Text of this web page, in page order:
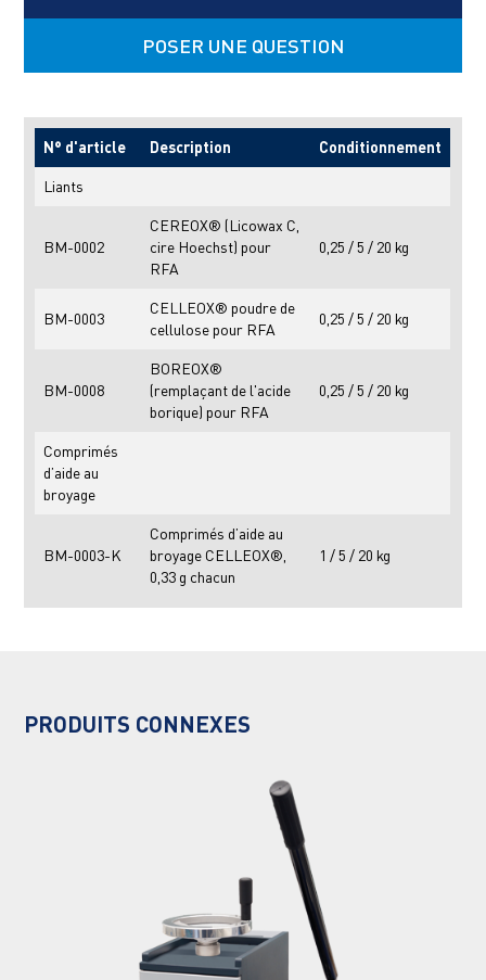
POSER UNE QUESTION
N° d'article Description Conditionnement
Liants
BM-0002
CEREOX® (Licowax C,
cire Hoechst) pour
RFA
0,25 / 5 / 20 kg
BM-0003
CELLEOX® poudre de
cellulose pour RFA
0,25 / 5 / 20 kg
BM-0008
BOREOX®
(remplaçant de l'acide
borique) pour RFA
0,25 / 5 / 20 kg
Comprimés
d’aide au
broyage
BM-0003-K
Comprimés d’aide au
broyage CELLEOX®,
0,33 g chacun
1 / 5 / 20 kg
PRODUITS CONNEXES